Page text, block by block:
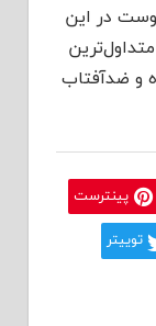
در این
و ضدآفتاب
پینترست
توییتر